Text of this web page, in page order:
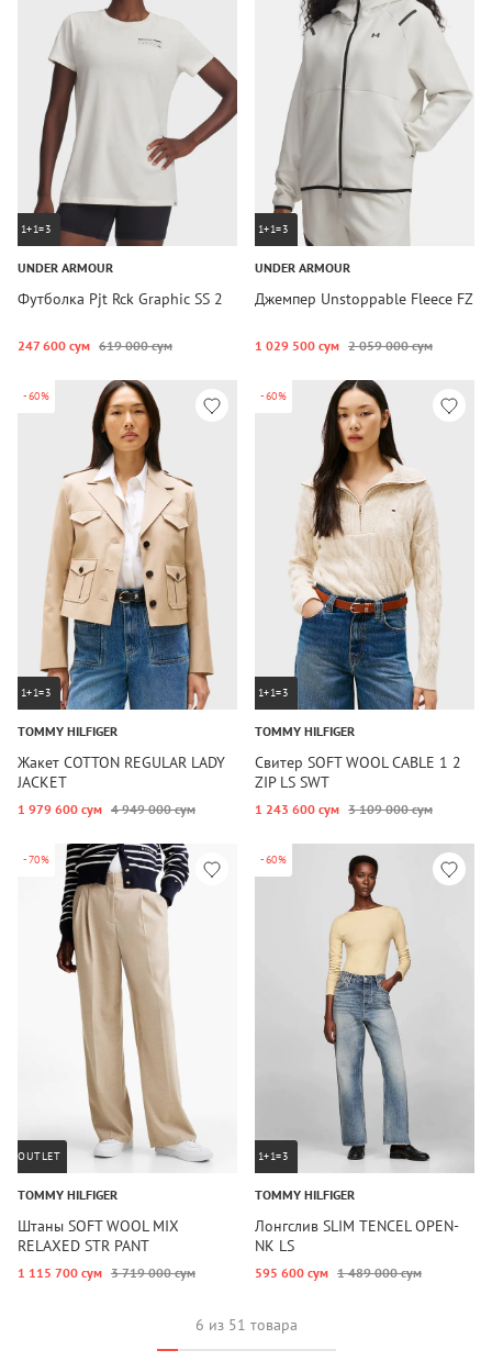
1+1=3
UNDER ARMOUR
Футболка Pjt Rck Graphic SS 2
247 600 сум 619 000 сум
1+1=3
UNDER ARMOUR
Джемпер Unstoppable Fleece FZ
1 029 500 сум 2 059 000 сум
-60%
1+1=3
TOMMY HILFIGER
Жакет COTTON REGULAR LADY
JACKET
1 979 600 сум 4 949 000 сум
-60%
1+1=3
TOMMY HILFIGER
Свитер SOFT WOOL CABLE 1 2
ZIP LS SWT
1 243 600 сум 3 109 000 сум
-70%
OUTLET
TOMMY HILFIGER
Штаны SOFT WOOL MIX
RELAXED STR PANT
1 115 700 сум 3 719 000 сум
-60%
1+1=3
TOMMY HILFIGER
Лонгслив SLIM TENCEL OPEN-
NK LS
595 600 сум 1 489 000 сум
6 из 51 товара